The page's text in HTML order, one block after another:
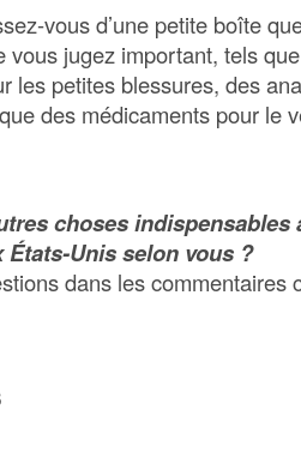
vous d’une petite boîte
vous jugez important, tels
les petites blessures, des
des médicaments pour le
choses indispensables
Unis selon vous ?
dans les commentaires